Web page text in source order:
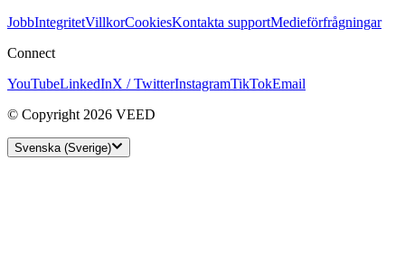
JobbIntegritetVillkorCookiesKontakta supportMedieförfrågningar
Connect
YouTubeLinkedInX / TwitterInstagramTikTokEmail
© Copyright 2026 VEED
Svenska (Sverige)